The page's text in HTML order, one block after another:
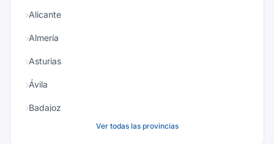
Alicante
Almería
Asturias
Ávila
Badajoz
Ver todas las provincias